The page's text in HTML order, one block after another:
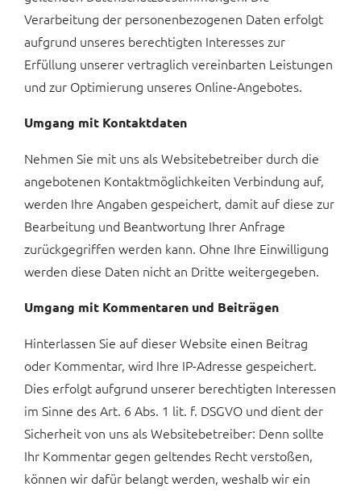
Verarbeitung der personenbezogenen Daten erfolgt
aufgrund unseres berechtigten Interesses zur
Erfüllung unserer vertraglich vereinbarten Leistungen
und zur Optimierung unseres Online-Angebotes.
Umgang mit Kontaktdaten
Nehmen Sie mit uns als Websitebetreiber durch die
angebotenen Kontaktmöglichkeiten Verbindung auf,
werden Ihre Angaben gespeichert, damit auf diese zur
Bearbeitung und Beantwortung Ihrer Anfrage
zurückgegriffen werden kann. Ohne Ihre Einwilligung
werden diese Daten nicht an Dritte weitergegeben.
Umgang mit Kommentaren und Beiträgen
Hinterlassen Sie auf dieser Website einen Beitrag
oder Kommentar, wird Ihre IP-Adresse gespeichert.
Dies erfolgt aufgrund unserer berechtigten Interessen
im Sinne des Art. 6 Abs. 1 lit. f. DSGVO und dient der
Sicherheit von uns als Websitebetreiber: Denn sollte
Ihr Kommentar gegen geltendes Recht verstoßen,
können wir dafür belangt werden, weshalb wir ein